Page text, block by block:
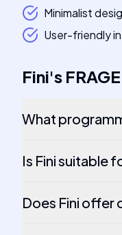
Minimalist
User-friendly
Fini's
What
Is Fini suitable
Does Fini offer